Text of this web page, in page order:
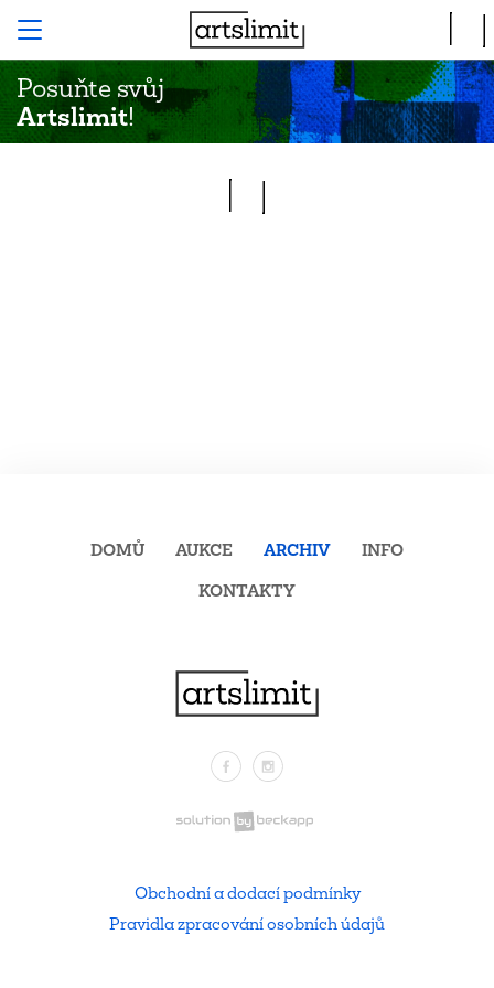
Posuňte svůj
Artslimit!
FacebookInstagram
DOMŮ AUKCE ARCHIV
INFO
KONTAKTY
Obchodní a dodací podmínky
Pravidla zpracování osobních údajů